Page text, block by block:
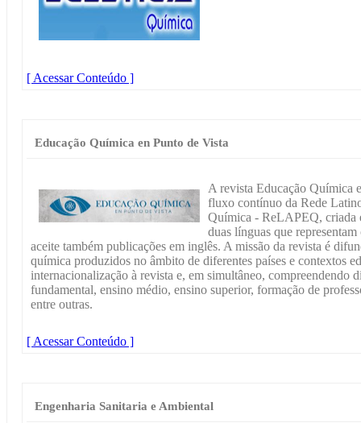
[ Acessar Conteúdo ]
Educação Química en Punto de Vista
A revista Educação Química
fluxo contínuo da Rede
Química - ReLAPEQ, criada
duas línguas que
aceite também publicações em inglês. A missão da revista é
química produzidos no âmbito de diferentes países e contextos
internacionalização à revista e, em simultâneo, compreendendo
fundamental, ensino médio, ensino superior, formação de
entre outras.
[ Acessar Conteúdo ]
Engenharia Sanitaria e Ambiental